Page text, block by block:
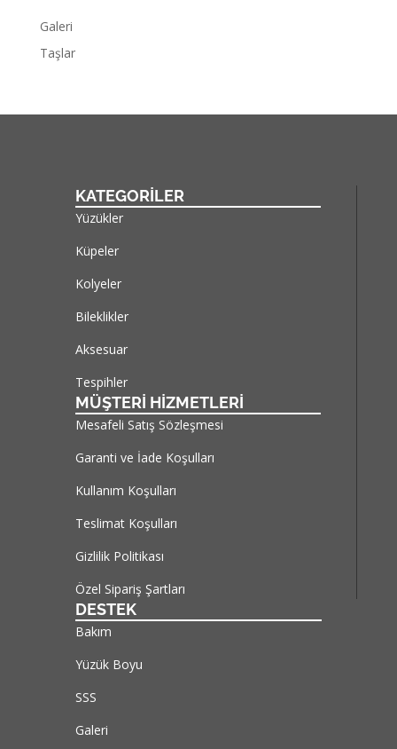
Galeri
Taşlar
KATEGORİLER
Yüzükler
Küpeler
Kolyeler
Bileklikler
Aksesuar
Tespihler
MÜŞTERİ HİZMETLERİ
Mesafeli Satış Sözleşmesi
Garanti ve İade Koşulları
Kullanım Koşulları
Teslimat Koşulları
Gizlilik Politikası
Özel Sipariş Şartları
DESTEK
Bakım
Yüzük Boyu
SSS
Galeri